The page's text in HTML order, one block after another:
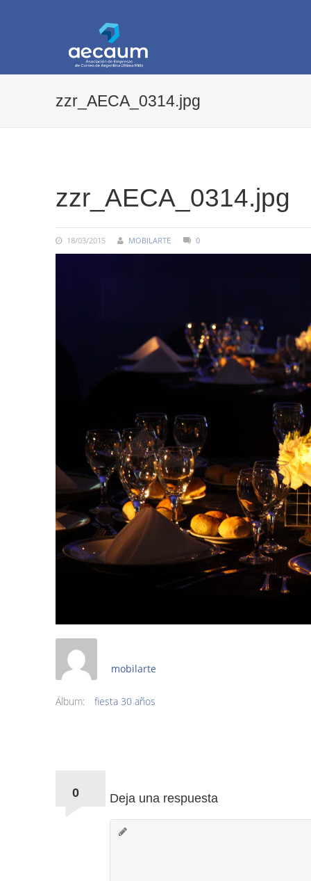
zzr_AECA_0314.jpg
zzr_AECA_0314.jpg
18/03/2015 MOBILARTE 0
mobilarte
Álbum: fiesta 30 años
0
Deja una respuesta